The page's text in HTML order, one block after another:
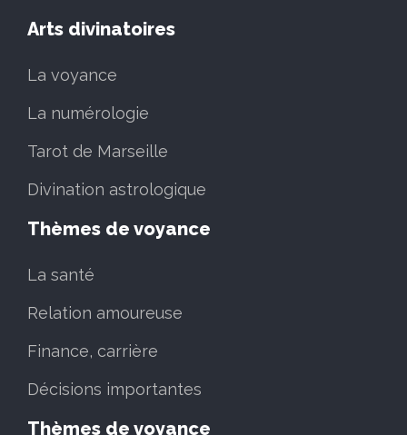
Arts divinatoires
La voyance
La numérologie
Tarot de Marseille
Divination astrologique
Thèmes de voyance
La santé
Relation amoureuse
Finance, carrière
Décisions importantes
Thèmes de voyance